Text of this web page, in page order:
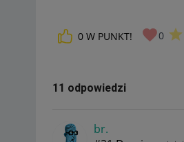
0 W PUNKT! 0
11 odpowiedzi
br.